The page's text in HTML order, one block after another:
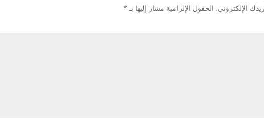
الإلكتروني. الحقول الإلزامية مشار إليها بـ *